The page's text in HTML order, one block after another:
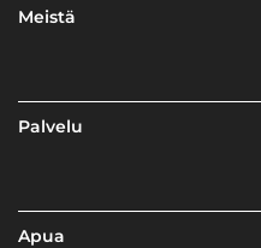
Meistä
Palvelu
Apua